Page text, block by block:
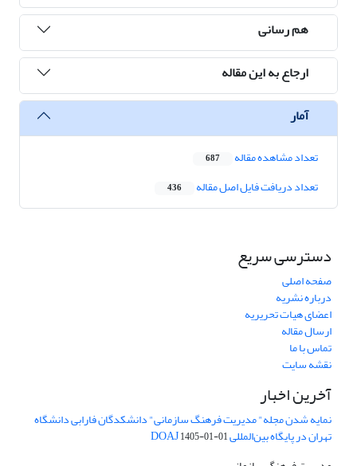
هم رسانی
ارجاع به این مقاله
آمار
تعداد مشاهده مقاله 687
تعداد دریافت فایل اصل مقاله 436
دسترسی سریع
صفحه اصلی
درباره نشریه
اعضای هیات تحریریه
ارسال مقاله
تماس با ما
نقشه سایت
آخرین اخبار
نمایه شدن مجله" مدیریت فرهنگ سازمانی" دانشکدگان فارابی دانشگاه
تهران در پایگاه بین‌المللی DOAJ1405-01-01